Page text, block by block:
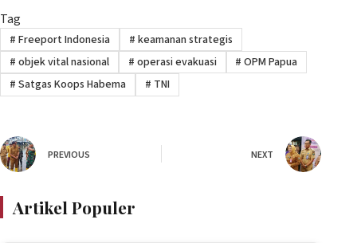
Tag
# Freeport Indonesia # keamanan strategis
# objek vital nasional # operasi evakuasi # OPM Papua
# Satgas Koops Habema # TNI
PREVIOUS NEXT
Artikel Populer